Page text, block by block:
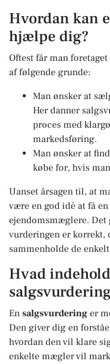
Hvordan kan
hjælpe dig?
Oftest får man
af følgende grunde:
Man ønsker at
Her danner
proces med
markedsføring.
Man ønsker at
købe for, hvis
Uanset årsagen til, at
være en god idé at få
ejendomsmæglere. Det
vurderingen er korrekt,
sammenholde de
Hvad
En salgsvurdering er
Den giver dig en
hvordan den vil klare
enkelte mægler vil